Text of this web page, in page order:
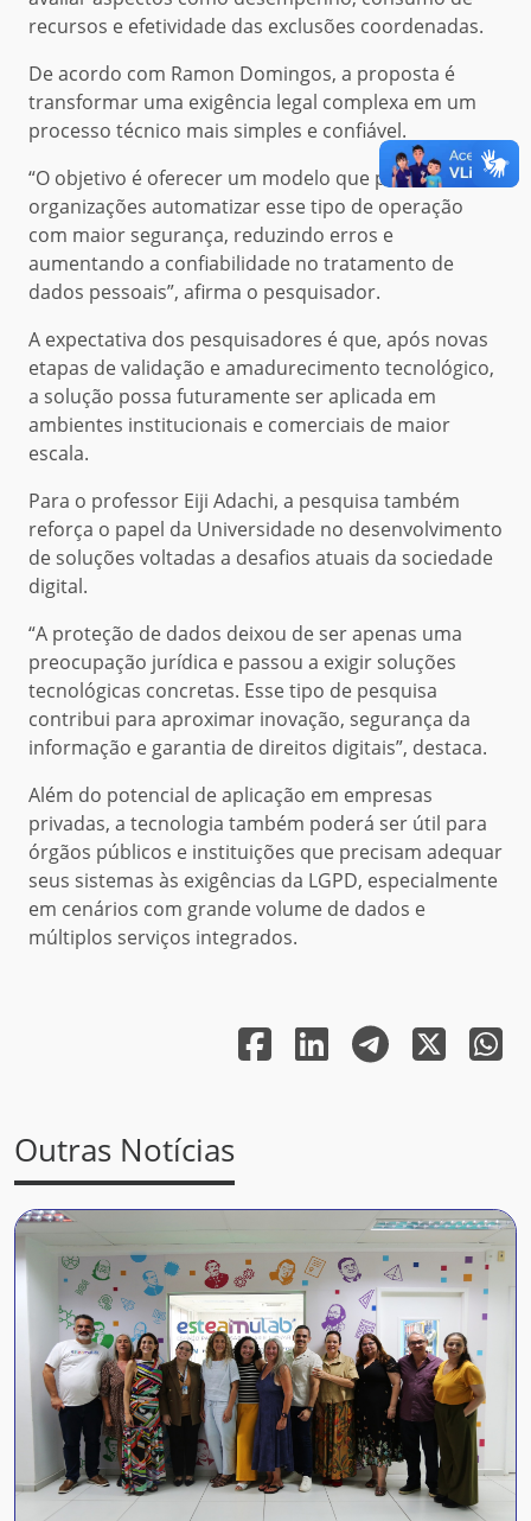
recursos e efetividade das exclusões coordenadas.
De acordo com Ramon Domingos, a proposta é
transformar uma exigência legal complexa em um
processo técnico mais simples e confiável.
“O objetivo é oferecer um modelo que permita às
organizações automatizar esse tipo de operação
com maior segurança, reduzindo erros e
aumentando a confiabilidade no tratamento de
dados pessoais”, afirma o pesquisador.
A expectativa dos pesquisadores é que, após novas
etapas de validação e amadurecimento tecnológico,
a solução possa futuramente ser aplicada em
ambientes institucionais e comerciais de maior
escala.
Para o professor Eiji Adachi, a pesquisa também
reforça o papel da Universidade no desenvolvimento
de soluções voltadas a desafios atuais da sociedade
digital.
“A proteção de dados deixou de ser apenas uma
preocupação jurídica e passou a exigir soluções
tecnológicas concretas. Esse tipo de pesquisa
contribui para aproximar inovação, segurança da
informação e garantia de direitos digitais”, destaca.
Além do potencial de aplicação em empresas
privadas, a tecnologia também poderá ser útil para
órgãos públicos e instituições que precisam adequar
seus sistemas às exigências da LGPD, especialmente
em cenários com grande volume de dados e
múltiplos serviços integrados.
Outras Notícias